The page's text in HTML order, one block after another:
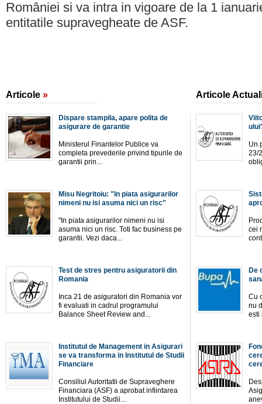
României si va intra in vigoare de la 1
entitatile supravegheate de ASF.
Articole »
Dispare stampila, apare polita de
asigurare de garantie
Ministerul Finantelor Publice va
completa prevederile privind tipurile de
garantii prin...
Misu Negritoiu: "In piata asigurarilor
nimeni nu isi asuma nici un risc"
"In piata asigurarilor nimeni nu isi
asuma nici un risc. Toti fac business pe
garantii. Vezi daca...
Test de stres pentru asiguratorii din
Romania
Inca 21 de asiguratori din Romania vor
fi evaluati in cadrul programului
Balance Sheet Review and...
Institutul de Management in Asigurari
se va transforma in Institutul de Studii
Financiare
Consiliul Autoritatii de Supraveghere
Financiara (ASF) a aprobat infiintarea
Institutului de Studii...
Articole
Un
23/
cei
De
Cu
nu
esti